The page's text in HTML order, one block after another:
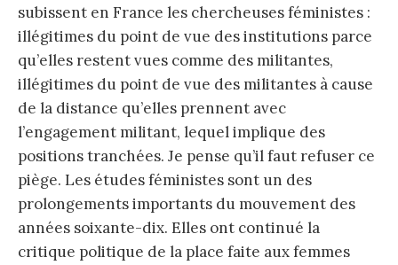
subissent en France les chercheuses féministes :
illégitimes du point de vue des institutions parce
qu’elles restent vues comme des militantes,
illégitimes du point de vue des militantes à cause
de la distance qu’elles prennent avec
l’engagement militant, lequel implique des
positions tranchées. Je pense qu’il faut refuser ce
piège. Les études féministes sont un des
prolongements importants du mouvement des
années soixante-dix. Elles ont continué la
critique politique de la place faite aux femmes